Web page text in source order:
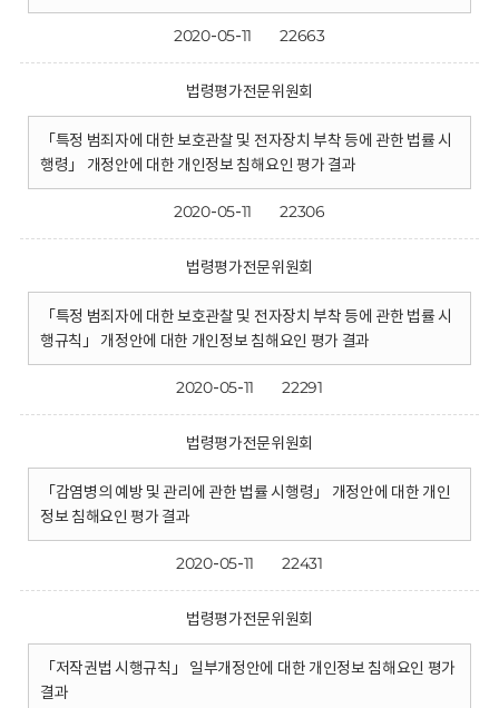
2020-05-11 22663
법령평가전문위원회
「특정 범죄자에 대한 보호관찰 및 전자장치 부착 등에 관한 법률 시
행령」 개정안에 대한 개인정보 침해요인 평가 결과
2020-05-11 22306
법령평가전문위원회
「특정 범죄자에 대한 보호관찰 및 전자장치 부착 등에 관한 법률 시
행규칙」 개정안에 대한 개인정보 침해요인 평가 결과
2020-05-11 22291
법령평가전문위원회
「감염병의 예방 및 관리에 관한 법률 시행령」 개정안에 대한 개인
정보 침해요인 평가 결과
2020-05-11 22431
법령평가전문위원회
「저작권법 시행규칙」 일부개정안에 대한 개인정보 침해요인 평가
결과